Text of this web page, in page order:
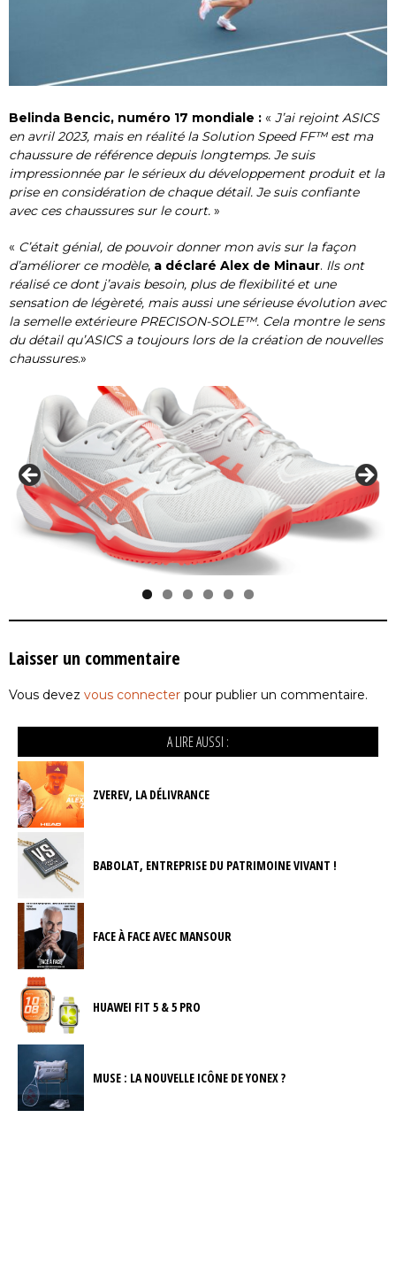
Belinda Bencic, numéro 17 mondiale : « J’ai rejoint ASICS
en avril 2023, mais en réalité la Solution Speed FF™ est ma
chaussure de référence depuis longtemps. Je suis
impressionnée par le sérieux du développement produit et la
prise en considération de chaque détail. Je suis confiante
avec ces chaussures sur le court. »
« C’était génial, de pouvoir donner mon avis sur la façon
d’améliorer ce modèle, a déclaré Alex de Minaur. Ils ont
réalisé ce dont j’avais besoin, plus de flexibilité et une
sensation de légèreté, mais aussi une sérieuse évolution avec
la semelle extérieure PRECISON-SOLE™. Cela montre le sens
du détail qu’ASICS a toujours lors de la création de nouvelles
chaussures.»
Laisser un commentaire
Vous devez vous connecter pour publier un commentaire.
A LIRE AUSSI :
ZVEREV, LA DÉLIVRANCE
BABOLAT, ENTREPRISE DU PATRIMOINE VIVANT !
FACE À FACE AVEC MANSOUR
HUAWEI FIT 5 & 5 PRO
MUSE : LA NOUVELLE ICÔNE DE YONEX ?